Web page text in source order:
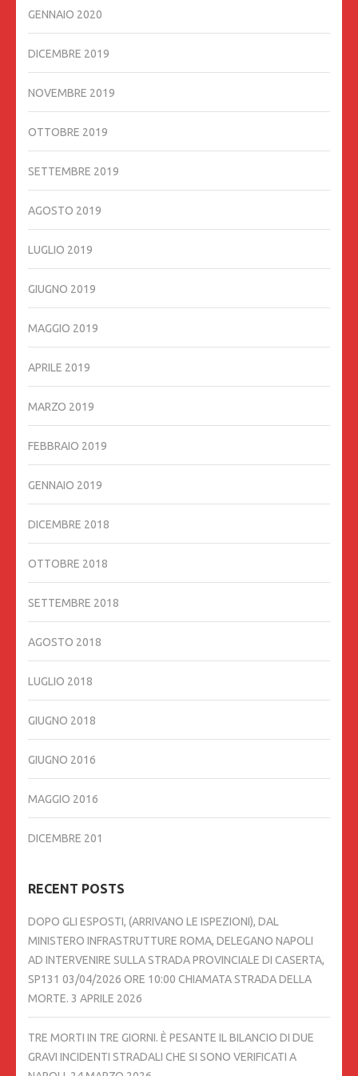
GENNAIO 2020
DICEMBRE 2019
NOVEMBRE 2019
OTTOBRE 2019
SETTEMBRE 2019
AGOSTO 2019
LUGLIO 2019
GIUGNO 2019
MAGGIO 2019
APRILE 2019
MARZO 2019
FEBBRAIO 2019
GENNAIO 2019
DICEMBRE 2018
OTTOBRE 2018
SETTEMBRE 2018
AGOSTO 2018
LUGLIO 2018
GIUGNO 2018
GIUGNO 2016
MAGGIO 2016
DICEMBRE 201
RECENT POSTS
DOPO GLI ESPOSTI, (ARRIVANO LE ISPEZIONI), DAL
MINISTERO INFRASTRUTTURE ROMA, DELEGANO NAPOLI
AD INTERVENIRE SULLA STRADA PROVINCIALE DI CASERTA,
SP131 03/04/2026 ORE 10:00 CHIAMATA STRADA DELLA
MORTE. 3 APRILE 2026
TRE MORTI IN TRE GIORNI. È PESANTE IL BILANCIO DI DUE
GRAVI INCIDENTI STRADALI CHE SI SONO VERIFICATI A